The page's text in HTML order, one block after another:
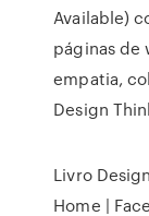
Available)
páginas de
empatia,
Design
Livro
Home |